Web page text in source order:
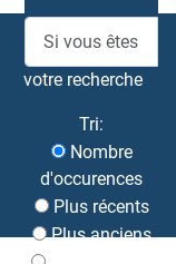
votre recherche
Tri:
Nombre
d'occurences
Plus récents
Plus anciens